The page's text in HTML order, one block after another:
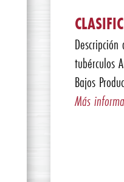
tubérculos
Bajos
Más